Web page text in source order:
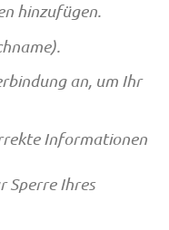
hinzufügen.
an, um Ihr
Informationen
Sperre Ihres